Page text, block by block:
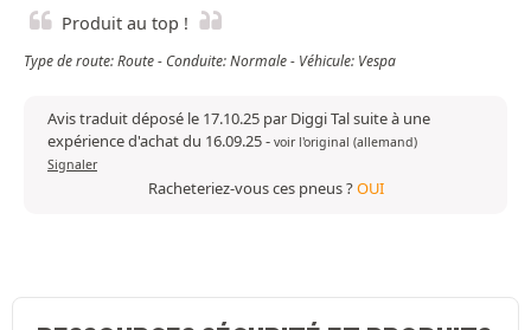
Produit au top !
Type de route: Route - Conduite: Normale - Véhicule: Vespa
Avis traduit déposé le 17.10.25 par Diggi Tal suite à une
expérience d'achat du 16.09.25- voir l'original (allemand)
Signaler
Racheteriez-vous ces pneus ?OUI